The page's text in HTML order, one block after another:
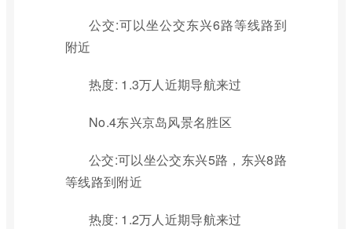
公交:可以坐公交东兴6路等线路到
附近
热度: 1.3万人近期导航来过
No.4东兴京岛风景名胜区
公交:可以坐公交东兴5路，东兴8路
等线路到附近
热度: 1.2万人近期导航来过